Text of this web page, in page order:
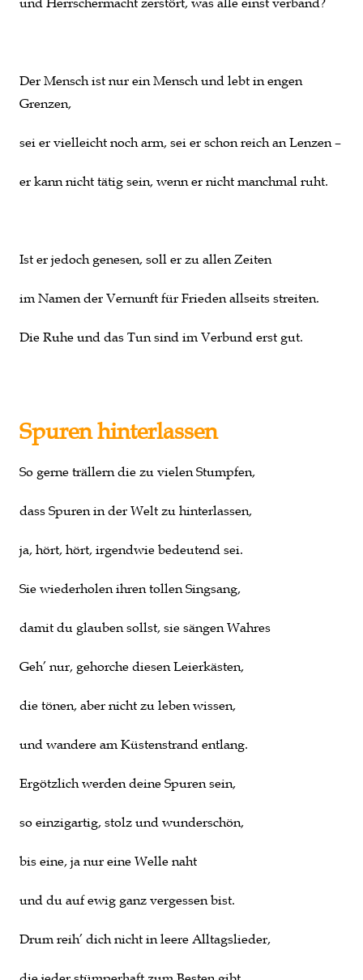
Der Mensch ist nur ein Mensch und lebt in engen
Grenzen,
sei er vielleicht noch arm, sei er schon reich an Lenzen –
er kann nicht tätig sein, wenn er nicht manchmal ruht.
Ist er jedoch genesen, soll er zu allen Zeiten
im Namen der Vernunft für Frieden allseits streiten.
Die Ruhe und das Tun sind im Verbund erst gut.
Spuren hinterlassen
So gerne trällern die zu vielen Stumpfen,
dass Spuren in der Welt zu hinterlassen,
ja, hört, hört, irgendwie bedeutend sei.
Sie wiederholen ihren tollen Singsang,
damit du glauben sollst, sie sängen Wahres
Geh’ nur, gehorche diesen Leierkästen,
die tönen, aber nicht zu leben wissen,
und wandere am Küstenstrand entlang.
Ergötzlich werden deine Spuren sein,
so einzigartig, stolz und wunderschön,
bis eine, ja nur eine Welle naht
und du auf ewig ganz vergessen bist.
Drum reih’ dich nicht in leere Alltagslieder,